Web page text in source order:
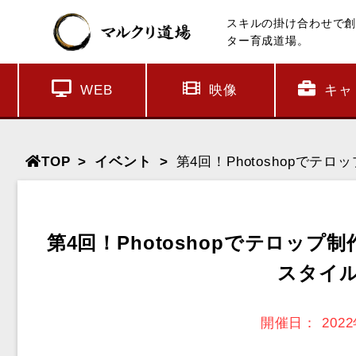
スキルの掛け合わせで
ター育成道場。
WEB 映像 キャ
TOP イベント 第4回！Photoshopでテロ
第4回！Photoshopでテロップ制
スタイ
開催日： 2022